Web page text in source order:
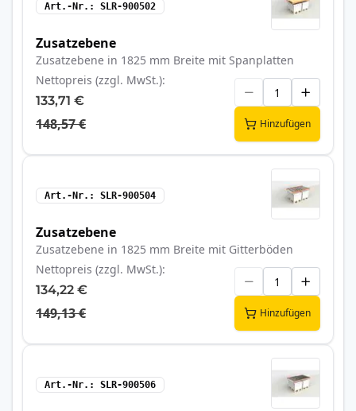
Art.-Nr. SLR-900502
Zusatzebene
Zusatzebene in 1825 mm Breite mit Spanplatten
Nettopreis (zzgl. MwSt.)
133,71 €
148,57 € Hinzufügen
Art.-Nr. SLR-900504
Zusatzebene
Zusatzebene in 1825 mm Breite mit Gitterböden
Nettopreis (zzgl. MwSt.)
134,22 €
149,13 € Hinzufügen
Art.-Nr. SLR-900506